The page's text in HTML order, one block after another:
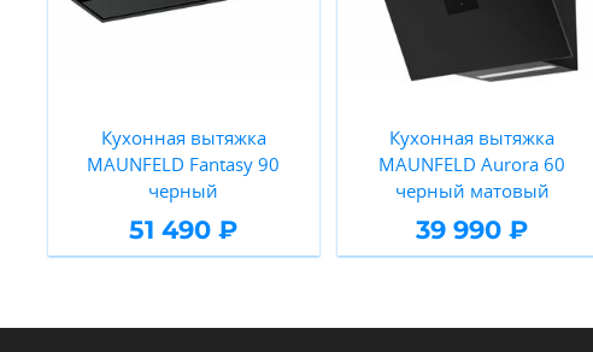
Кухонная вытяжка
MAUNFELD Fantasy 90
черный
51 490 ₽
Кухонная вытяжка
MAUNFELD Aurora 60
черный матовый
39 990 ₽